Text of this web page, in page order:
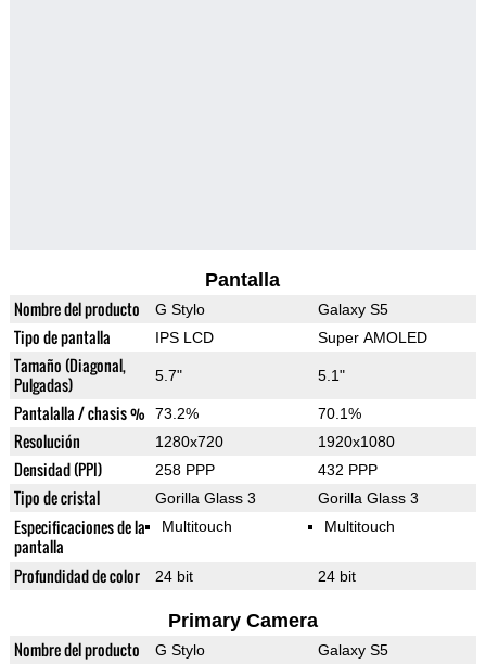
Pantalla
Nombre del producto G Stylo Galaxy S5
Tipo de pantalla IPS LCD Super AMOLED
Tamaño (Diagonal,
Pulgadas)
5.7" 5.1"
Pantalalla / chasis % 73.2% 70.1%
Resolución 1280x720 1920x1080
Densidad (PPI) 258 PPP 432 PPP
Tipo de cristal Gorilla Glass 3 Gorilla Glass 3
Especificaciones de la
pantalla
Multitouch Multitouch
Profundidad de color 24 bit 24 bit
Primary Camera
Nombre del producto G Stylo Galaxy S5